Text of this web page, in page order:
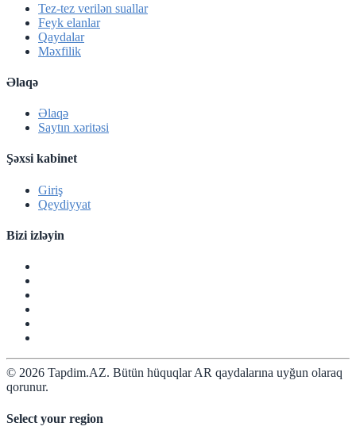
Tez-tez verilən suallar
Feyk elanlar
Qaydalar
Məxfilik
Əlaqə
Əlaqə
Saytın xəritəsi
Şəxsi kabinet
Giriş
Qeydiyyat
Bizi izləyin
© 2026 Tapdim.AZ. Bütün hüquqlar AR qaydalarına uyğun olaraq
qorunur.
Select your region